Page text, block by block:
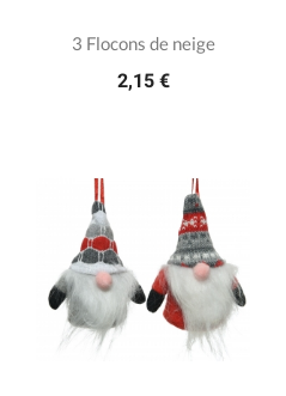
3 Flocons de neige
2,15 €